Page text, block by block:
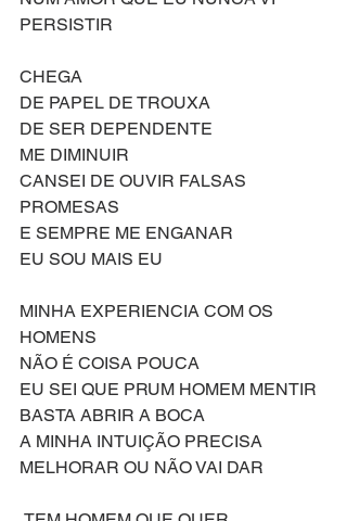
PERSISTIR
CHEGA
DE PAPEL DE TROUXA
DE SER DEPENDENTE
ME DIMINUIR
CANSEI DE OUVIR FALSAS
PROMESAS
E SEMPRE ME ENGANAR
EU SOU MAIS EU
MINHA EXPERIENCIA COM OS
HOMENS
NÃO É COISA POUCA
EU SEI QUE PRUM HOMEM MENTIR
BASTA ABRIR A BOCA
A MINHA INTUIÇÃO PRECISA
MELHORAR OU NÃO VAI DAR